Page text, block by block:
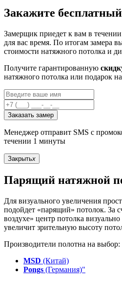
Закажите
Замерщик приедет к вам в
для вас время. По итогам замера
стоимости натяжного потолка и
Получите гарантированную
натяжного потолка или подарок
Заказать замер
Менеджер отправит SMS с
течении 1 минуты
Закрытьx
Парящий натяжной
Для визуального увеличения
подойдет «парящий» потолок. За
воздухе» центр потолка
увеличит зрительную высоту
Производители полотна на выбор:
MSD (Китай)
Pongs (Германия)"